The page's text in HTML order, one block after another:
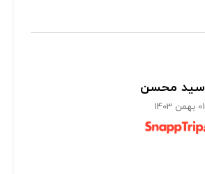
سید محسن
01 بهمن 1403